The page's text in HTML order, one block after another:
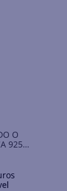
O
925